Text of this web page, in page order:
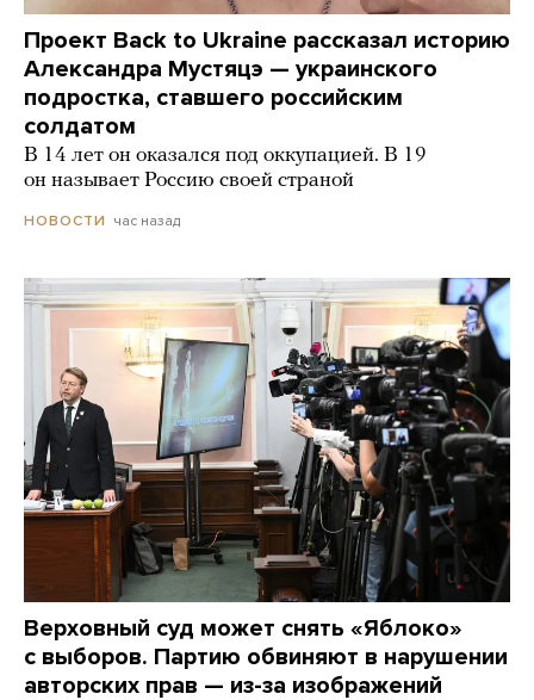
Проект Back to Ukraine рассказал историю
Александра Мустяцэ — украинского
подростка, ставшего российским
солдатом
В 14 лет он оказался под оккупацией. В 19
он называет Россию своей страной
НОВОСТИ час назад
Верховный суд может снять «Яблоко»
с выборов. Партию обвиняют в нарушении
авторских прав — из-за изображений